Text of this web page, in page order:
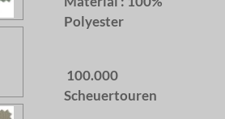
Polyester
100.000
Scheuertouren